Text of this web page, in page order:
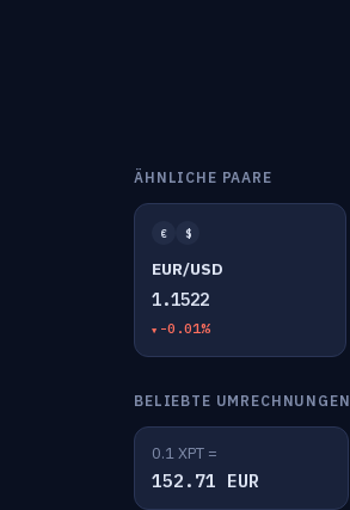
ÄHNLICHE PAARE
€ $
EUR/USD
1.1522
-0.01%
BELIEBTE UMRECHNUNGEN
0.1 XPT =
152.71 EUR